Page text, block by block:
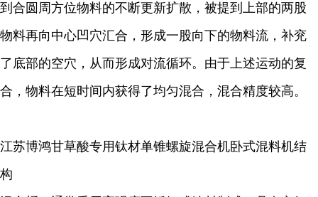
到合圆周方位物料的不断更新扩散，被提到上部的两股
物料再向中心凹穴汇合，形成一股向下的物料流，补兖
了底部的空穴，从而形成对流循环。由于上述运动的复
合，物料在短时间内获得了均匀混合，混合精度较高。
江苏博鸿甘草酸专用钛材单锥螺旋混合机卧式混料机结
构